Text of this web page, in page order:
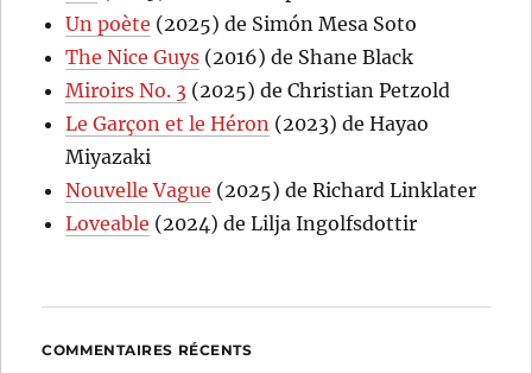
Un poète (2025) de Simón Mesa Soto
The Nice Guys (2016) de Shane Black
Miroirs No. 3 (2025) de Christian Petzold
Le Garçon et le Héron (2023) de Hayao
Miyazaki
Nouvelle Vague (2025) de Richard Linklater
Loveable (2024) de Lilja Ingolfsdottir
COMMENTAIRES RÉCENTS